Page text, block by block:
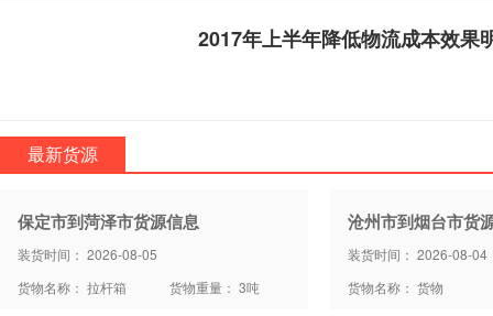
2017年上半年降低物流成本效果
最新货源
保定市到菏泽市货源信息
装货时间： 2026-08-05
货物名称： 拉杆箱
货物重量： 3吨
沧州市到烟台市货
装货时间： 2026-08-04
货物名称： 货物